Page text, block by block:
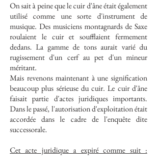
On sait à peine que le cuir d'âne était également
utilisé comme une sorte d'instrument de
musique. Des musiciens montagnards de Saxe
roulaient le cuir et soufflaient fermement
dedans. La gamme de tons aurait varié du
rugissement d'un cerf au pet d'un mineur
méritant.
Mais revenons maintenant à une signification
beaucoup plus sérieuse du cuir. Le cuir d'âne
faisait partie d'actes juridiques importants.
Dans le passé, l'autorisation d'exploitation était
accordée dans le cadre de l'enquête dite
successorale.
Cet acte juridique a expiré comme suit :